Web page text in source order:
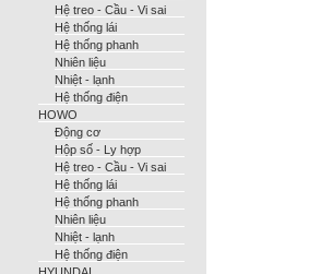
Hệ treo - Cầu - Vi sai
Hệ thống lái
Hệ thống phanh
Nhiên liệu
Nhiệt - lạnh
Hệ thống điện
HOWO
Động cơ
Hộp số - Ly hợp
Hệ treo - Cầu - Vi sai
Hệ thống lái
Hệ thống phanh
Nhiên liệu
Nhiệt - lạnh
Hệ thống điện